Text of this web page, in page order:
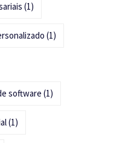
(1)
(1)
software (1)
(1)